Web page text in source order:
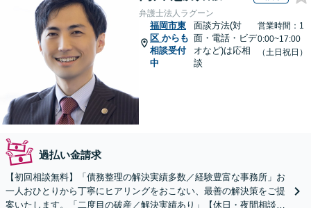
弁護士法人ラグーン
福岡市東
区 からも
相談受付
中
面談方法(対
面・電話・ビデ
オなど)は応相
談
営業時間：1
0:00~17:00
（土日祝日）
過払い金請求
【初回相談無料】「債務整理の解決実績多数／経験豊富な事務所」お
一人おひとりから丁寧にヒアリングをおこない、最善の解決策をご提
案いたします。「二度目の破産／解決実績あり」【休日・夜間相談